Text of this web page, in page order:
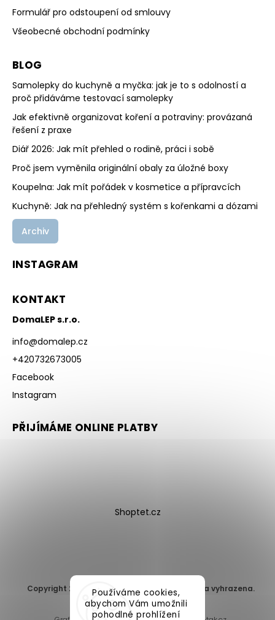
Používáme cookies,
abychom Vám umožnili
pohodlné prohlížení
Formulář pro odstoupení od smlouvy
Všeobecné obchodní podmínky
BLOG
Samolepky do kuchyně a myčka: jak je to s odolností a
proč přidáváme testovací samolepky
Jak efektivně organizovat koření a potraviny: provázaná
řešení z praxe
Diář 2026: Jak mít přehled o rodině, práci i sobě
Proč jsem vyměnila originální obaly za úložné boxy
Koupelna: Jak mít pořádek v kosmetice a přípravcích
Kuchyně: Jak na přehledný systém s kořenkami a dózami
Archiv
INSTAGRAM
KONTAKT
DomaLEP s.r.o.
info@domalep.cz
+420732673005
Facebook
Instagram
PŘIJÍMÁME ONLINE PLATBY
Shoptet.cz
Copyright 2026 DomaLEP s.r.o. . Všechna práva vyhrazena.
Upravit nastavení cookies